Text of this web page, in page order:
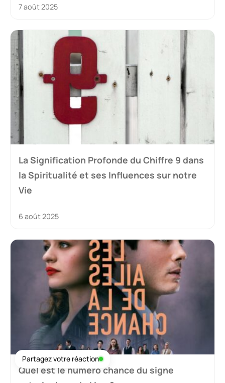
7 août 2025
La Signification Profonde du Chiffre 9 dans
la Spiritualité et ses Influences sur notre
Vie
6 août 2025
Quel est le numéro chance du signe
Partagez votre réaction